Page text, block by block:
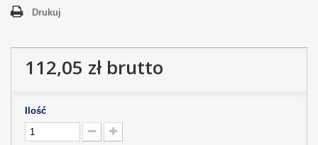
Drukuj
112,05 złbrutto
Ilość